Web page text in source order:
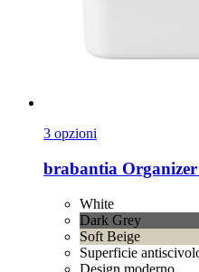
3 opzioni
brabantia
White
Dark Grey
Soft Beige
Superficie
Design moderno